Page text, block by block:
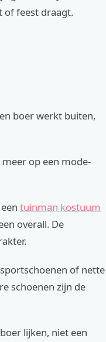
of feest draagt.
boer werkt buiten,
op een mode-
tuinman kostuum
overall. De
of nette
schoenen zijn de
lijken, niet een